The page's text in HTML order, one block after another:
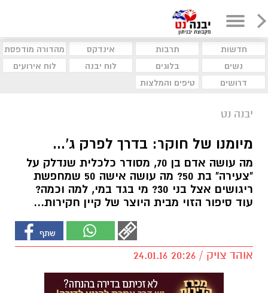
חדשות תרבות אינדקס
מהדורה מודפסת
נשים
בלוגים לוח יבנה
לוח אירועים
דרושים
טיפים והמלצות
יבנה נט
מיומנו של חוקר: בדרך לפרק ג'...
מה עושה אדם בן 70, מסודר כלכלית שנדלק על
"צעירה" בת 50? מה עושה אישה 50 שמחפשת
ריגושים אצל בני 30? מי בגד במי, למה וכמה?
עוד סיפור הזוי מבית היוצר של קיין חקירות...
אוהד צויק / 20:26 24.01.16